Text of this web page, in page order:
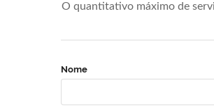
O quantitativo máximo de
Nome